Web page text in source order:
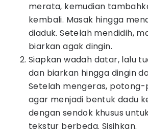
merata, kemudian
kembali. Masak hingga
diaduk. Setelah mendidih,
biarkan agak dingin.
Siapkan wadah datar, lalu
dan biarkan hingga dingin
Setelah mengeras,
agar menjadi bentuk dadu
dengan sendok khusus
tekstur berbeda. Sisihkan.